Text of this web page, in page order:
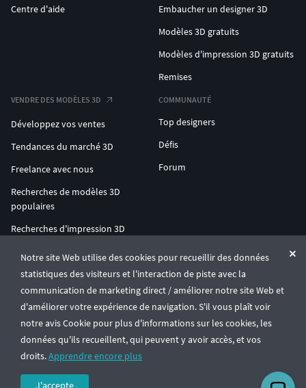
Notre site Web utilise des cookies pour recueillir des données
statistiques des visiteurs et l'interaction de piste avec la
communication de marketing direct / améliorer notre site Web et
d'améliorer votre expérience de navigation. S'il vous plaît voir
notre avis Cookie pour plus d'informations sur les cookies, les
données qu'ils recueillent, qui peuvent y avoir accès, et vos
droits.Apprendre encore plus
J'accepte
Centre d'aide
Embaucher un designer 3D
Modèles 3D gratuits
Modèles d'impression 3D gratuits
Remises
VENDRE DES MODÈLES 3D
Développez vos ventes
Tendances du marché 3D
Freelance avec nous
Recherches de modèles 3D
populaires
Recherches d'impression 3D
COMMUNAUTÉ
Top designers
Défis
Forum
ENTERPRISE 3D AT SCALE
© CGTrader 2011-2026
UAB CGTrader, Antakalnio st. 17, Vilnius, Lithuania
Conditions généralesConfidentialité🇫🇷 Français